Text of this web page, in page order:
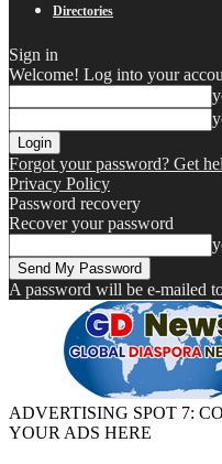
Directories
Sign in
Welcome! Log into your
Forgot your password? Get
Privacy Policy
Password recovery
Recover your password
A password will be e-mailed
ADVERTISING SPOT 7:
YOUR ADS HERE